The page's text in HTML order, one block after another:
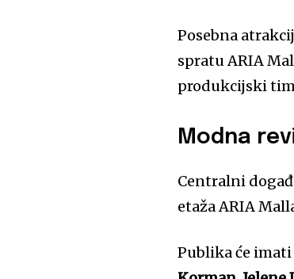
Posebna
spratu ARIA
produkcijski tim
Modna
Centralni
etaža ARIA
Publika će